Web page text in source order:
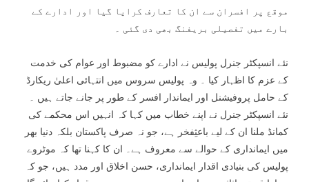
موقع پر افسران سے ان کا تعارف کرایا گیا اور ادارے کے
بارے میں تفصیلی بریفنگ بھی دی گئی ۔
نئے انسپکٹر جنرل پولیس نے ادارے کو مضبوط اور عوام کی خدمت
کے عزم کا اظہار کیا ۔ وہ پولیس سروس میں انتہائی اعلیٰ ریکارڈ
کے حامل پروفیشنل اور ایماندار افسر کے طور پر جانے جاتے ہیں ۔
نئے انسپکٹر جنرل نے اپنے خطاب میں کہا کہ انہیں اس محکمے کی
کمانڈ ملنا ان کے لیے باعثِفخر ہے، جو نہ صرف پاکستان بلکہ دنیا بھر
میں ایمانداری کے حوالے سے معروف ہے۔ ان کا کہنا تھا کہ موٹروے
پولیس کی بنیادی اقدار ایمانداری، حسن اخلاق اور مدد ہیں، جو کہ